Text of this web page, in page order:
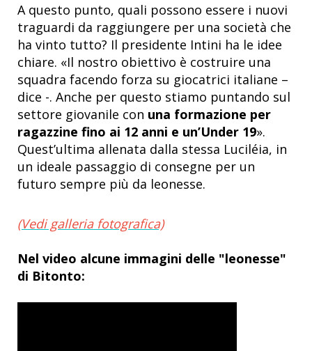
A questo punto, quali possono essere i nuovi
traguardi da raggiungere per una società che
ha vinto tutto? Il presidente Intini ha le idee
chiare. «Il nostro obiettivo è costruire una
squadra facendo forza su giocatrici italiane –
dice -. Anche per questo stiamo puntando sul
settore giovanile con una formazione per
ragazzine fino ai 12 anni e un’Under 19».
Quest’ultima allenata dalla stessa Luciléia, in
un ideale passaggio di consegne per un
futuro sempre più da leonesse.
(Vedi galleria fotografica)
Nel video alcune immagini delle "leonesse"
di Bitonto: